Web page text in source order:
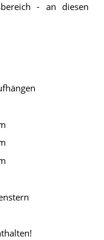
- an diesen